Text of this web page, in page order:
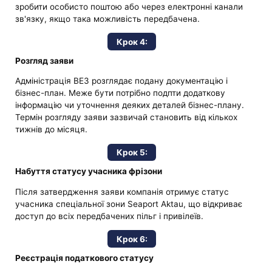
зробити особисто поштою або через електронні канали
зв'язку, якщо така можливість передбачена.
Крок 4:
Розгляд заяви
Адміністрація ВЕЗ розглядає подану документацію і
бізнес-план. Меже бути потрібно подпти додаткову
інформацію чи уточнення деяких деталей бізнес-плану.
Термін розгляду заяви зазвичай становить від кількох
тижнів до місяця.
Крок 5:
Набуття статусу учасника фрізони
Після затвердження заяви компанія отримує статус
учасника спеціальної зони Seaport Aktau, що відкриває
доступ до всіх передбачених пільг і привілеїв.
Крок 6:
Реєстрація податкового статусу